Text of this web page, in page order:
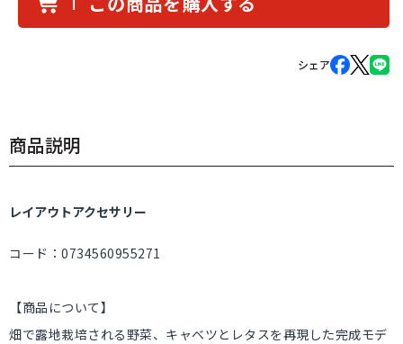
シェア
商品説明
レイアウトアクセサリー
コード：0734560955271
【商品について】
畑で露地栽培される野菜、キャベツとレタスを再現した完成モデ